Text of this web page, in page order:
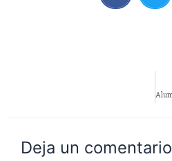
Deja un comentario